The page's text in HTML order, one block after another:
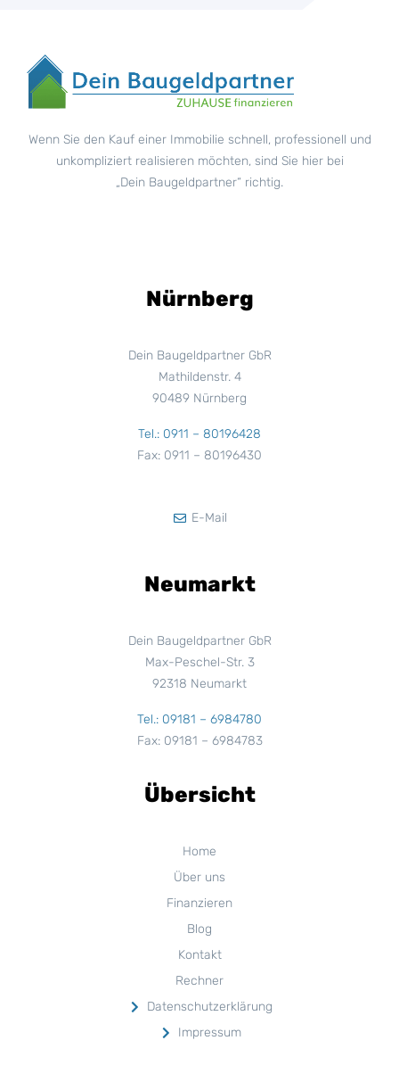
Wenn Sie den Kauf einer Immobilie schnell, professionell und
unkompliziert realisieren möchten, sind Sie hier bei
„Dein Baugeldpartner“ richtig.
Nürnberg
Dein Baugeldpartner GbR
Mathildenstr. 4
90489 Nürnberg
Tel.: 0911 – 80196428
Fax: 0911 – 80196430
E-Mail
Neumarkt
Dein Baugeldpartner GbR
Max-Peschel-Str. 3
92318 Neumarkt
Tel.: 09181 – 6984780
Fax: 09181 – 6984783
Übersicht
Home
Über uns
Finanzieren
Blog
Kontakt
Rechner
Datenschutzerklärung
Impressum